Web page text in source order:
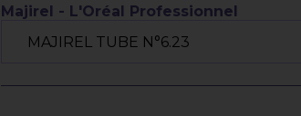
Enrichie des principes actifs Ionène
Majirel - L'Oréal Professionnel